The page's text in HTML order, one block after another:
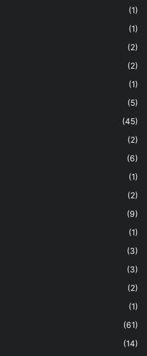
(1)
(1)
(2)
(2)
(1)
(5)
(45)
(2)
(6)
(1)
(2)
(9)
(1)
(3)
(3)
(2)
(1)
(61)
(14)